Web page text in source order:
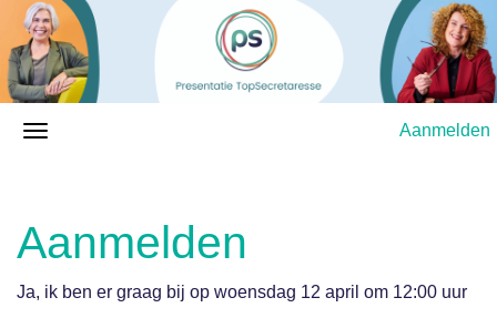
Aanmelden
Aanmelden
Ja, ik ben er graag bij op woensdag 12 april om 12:00 uur